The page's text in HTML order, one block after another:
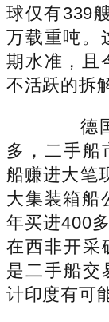
球仅有339
万载重吨。
期水准，且
不活跃的拆
德国
多，二手船
船赚进大笔
大集装箱船
年买进400
在西非开采
是二手船交
计印度有可